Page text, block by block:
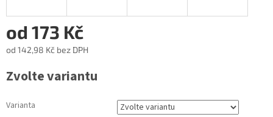
od 173 Kč
od 142,98 Kč bez DPH
cena:
Zvolte variantu
Varianta